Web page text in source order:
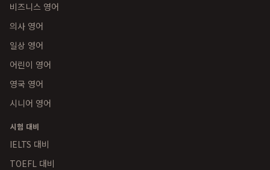
비즈니스 영어
의사 영어
일상 영어
어린이 영어
영국 영어
시니어 영어
시험 대비
IELTS 대비
TOEFL 대비